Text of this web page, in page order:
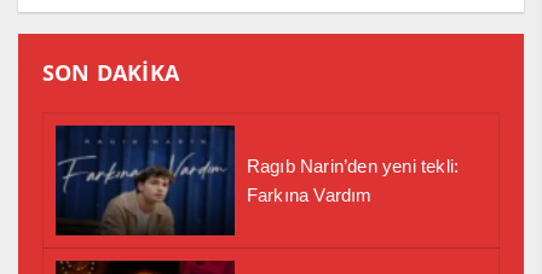
SON DAKİKA
Ragıb Narin’den yeni tekli:
Farkına Vardım